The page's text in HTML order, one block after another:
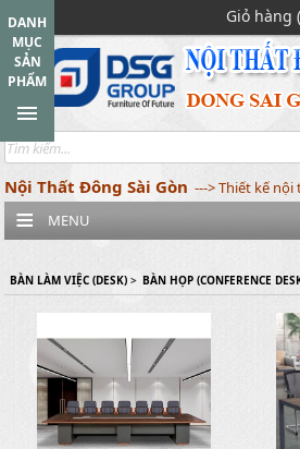
Giỏ hàng
Nội Thất Đông Sài Gòn ---> Thiết kế
DANH
MỤC
SẢN
PHẨM
MENU
BÀN LÀM VIỆC (DESK) > BÀN HỌP (CONFERENCE